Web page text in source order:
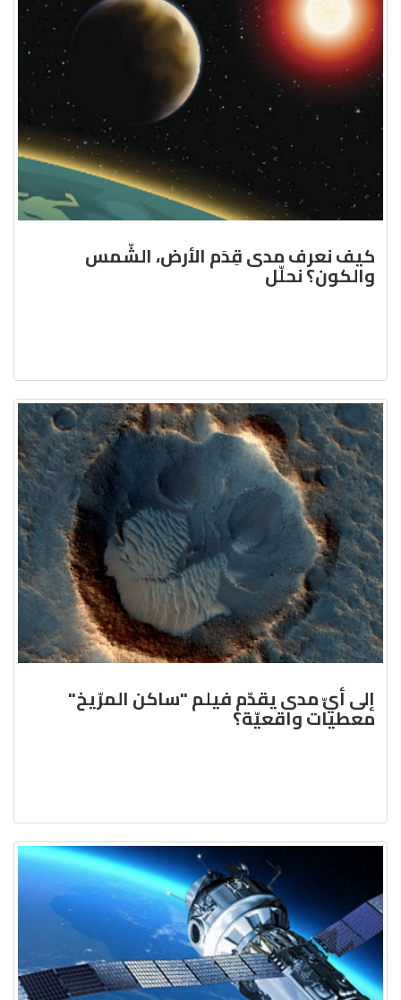
كيف نعرف مدى قِدَم الأرض، الشّمس
والكون؟ نحلّل
إلى أيّ مدى يقدّم فيلم "ساكن المرّيخ"
معطيات واقعيّة؟